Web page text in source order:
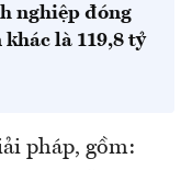
nghiệp đóng
là 119,8 tỷ
pháp, gồm: